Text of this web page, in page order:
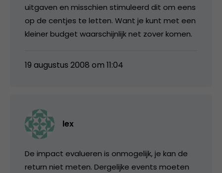
uitgaven en misschien stimuleerd dit om eens
op de centjes te letten. Want je kunt met een
kleiner budget waarschijnlijk net zover komen.
19 augustus 2008 om 11:04
lex
De impact evalueren is onmogelijk, je kan de
return niet meten. Dergelijke events moeten